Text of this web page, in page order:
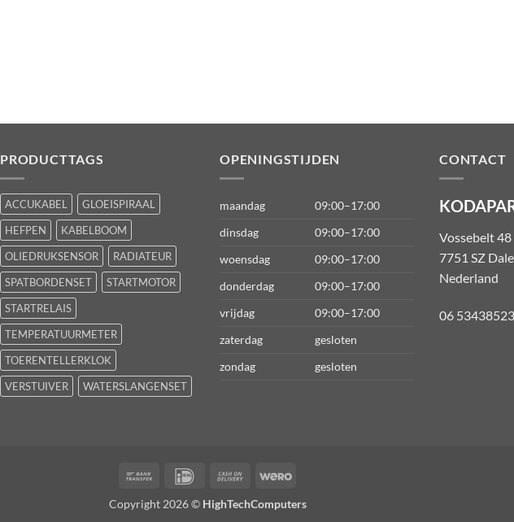
PRODUCTTAGS
ACCUKABEL
GLOEISPIRAAL
HEFPEN
KABELBOOM
OLIEDRUKSENSOR
RADIATEUR
SPATBORDENSET
STARTMOTOR
STARTRELAIS
TEMPERATUURMETER
TOERENTELLERKLOK
VERSTUIVER
WATERSLANGENSET
OPENINGSTIJDEN
maandag
09:00–17:00
dinsdag
09:00–17:00
woensdag
09:00–17:00
donderdag
09:00–17:00
vrijdag
09:00–17:00
zaterdag
gesloten
zondag
gesloten
CONTACT
Vossebelt 48
7751 SZ
Nederland
06 53438523
Bank
IDeal
Cash
Delivery
Wero
Copyright 2026 © HighTechComputers